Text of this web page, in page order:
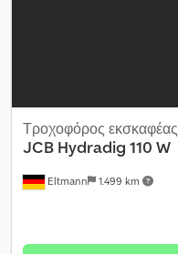
Eltmann 1.499 km
Τροχοφόρος εκσκαφέας
JCB Hydradig 110 W